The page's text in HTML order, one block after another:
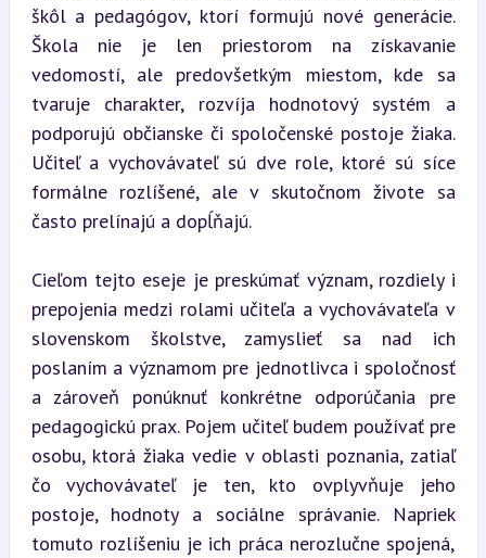
škôl a pedagógov, ktorí formujú nové generácie.
Škola nie je len priestorom na získavanie
vedomostí, ale predovšetkým miestom, kde sa
tvaruje charakter, rozvíja hodnotový systém a
podporujú občianske či spoločenské postoje žiaka.
Učiteľ a vychovávateľ sú dve role, ktoré sú síce
formálne rozlíšené, ale v skutočnom živote sa
často prelínajú a dopĺňajú.
Cieľom tejto eseje je preskúmať význam, rozdiely i
prepojenia medzi rolami učiteľa a vychovávateľa v
slovenskom školstve, zamyslieť sa nad ich
poslaním a významom pre jednotlivca i spoločnosť
a zároveň ponúknuť konkrétne odporúčania pre
pedagogickú prax. Pojem učiteľ budem používať pre
osobu, ktorá žiaka vedie v oblasti poznania, zatiaľ
čo vychovávateľ je ten, kto ovplyvňuje jeho
postoje, hodnoty a sociálne správanie. Napriek
tomuto rozlíšeniu je ich práca nerozlučne spojená,